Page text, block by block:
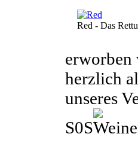
Red - Das
erworben
herzlich
unseres
S0S